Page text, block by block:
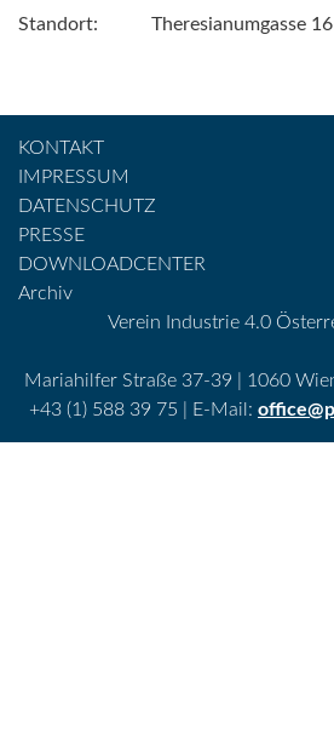
Standort: Theresianumgasse
KONTAKT
IMPRESSUM
DATENSCHUTZ
PRESSE
DOWNLOADCENTER
Archiv
Verein Industrie 4.0
Mariahilfer Straße 37-39 | 1060
+43 (1) 588 39 75 | E-Mail: